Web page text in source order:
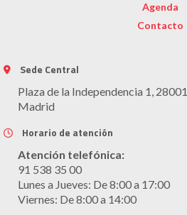
Agenda
Contacto
Sede Central
Plaza de la Independencia 1, 28001
Madrid
Horario de atención
Atención telefónica:
91 538 35 00
Lunes a Jueves: De 8:00 a 17:00
Viernes: De 8:00 a 14:00